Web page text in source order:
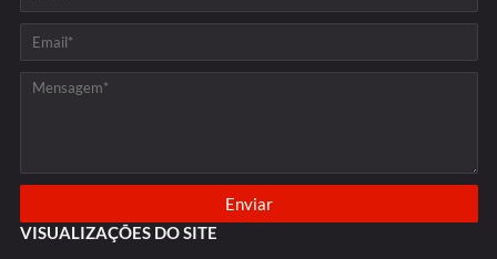
VISUALIZAÇÕES DO SITE